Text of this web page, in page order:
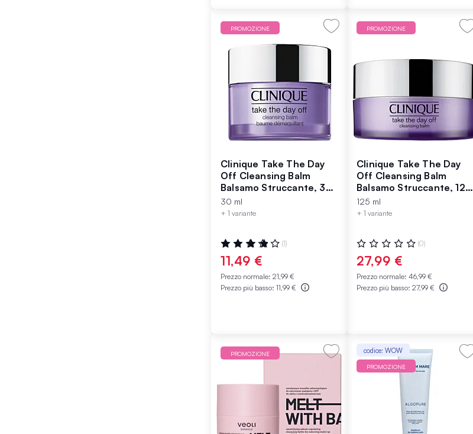
PROMOZIONE
Clinique Take The Day
Off Cleansing Balm
Balsamo Struccante, 30
ml
30 ml
+ 1 variante
Valutazione:
80%
(1)
11,49 €
Prezzo normale: 21,99 €
Prezzo più basso: 11,99 €
PROMOZIONE
Clinique Take The Day
Off Cleansing Balm
Balsamo Struccante, 125
ml
125 ml
+ 1 variante
Valutazione:
0%
(0)
27,99 €
Prezzo normale: 46,99 €
Prezzo più basso: 27,99 €
PROMOZIONE codice: WOW
PROMOZIONE